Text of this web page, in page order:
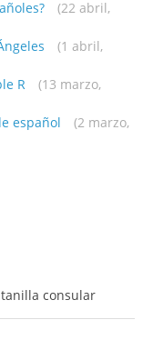
(22 abril,
(1 abril,
R
(13 marzo,
español
(2 marzo,
consular